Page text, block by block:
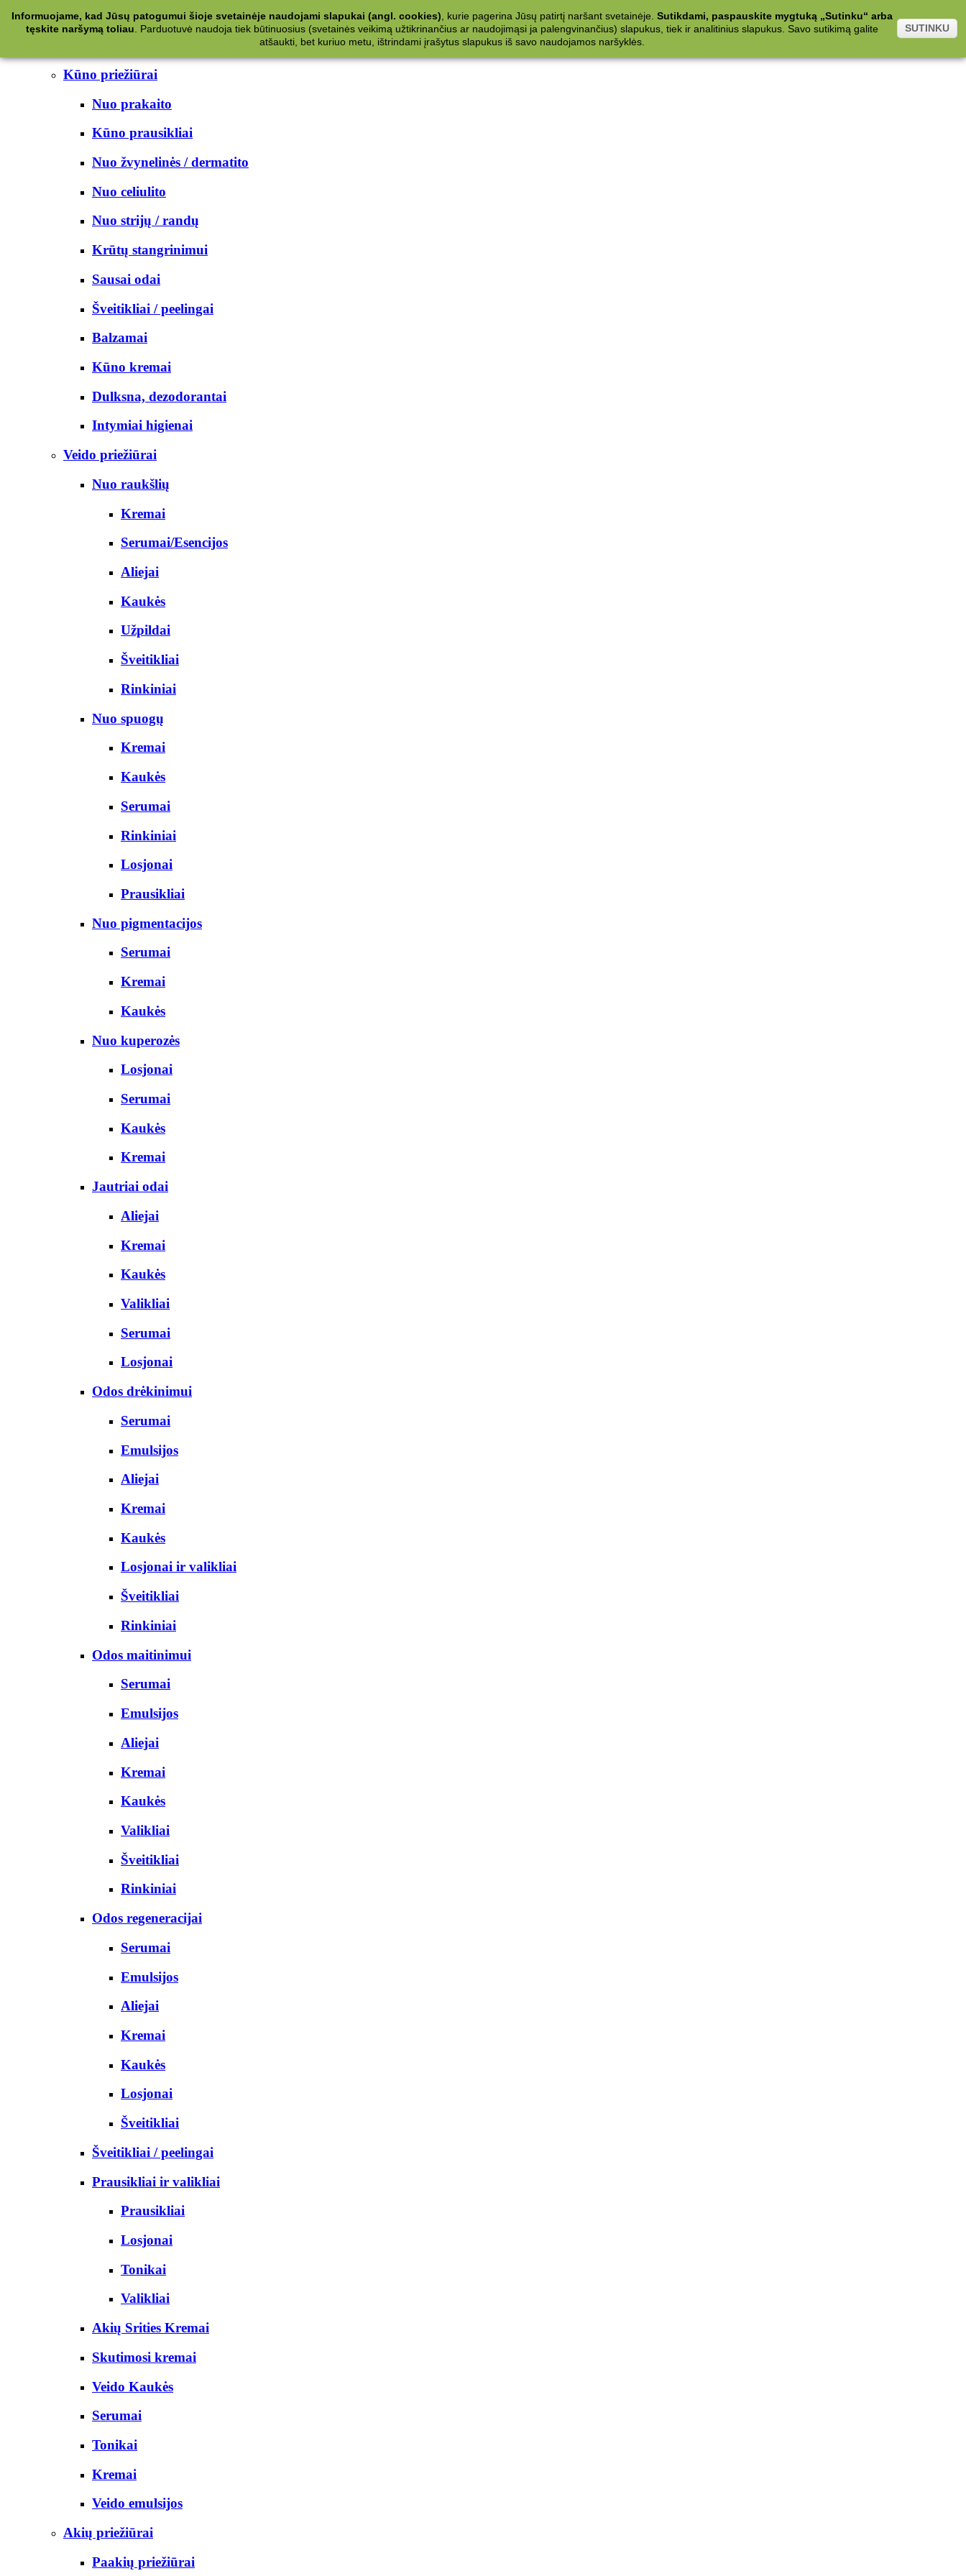
Kategorijos
Kūno priežiūrai
Nuo prakaito
Kūno prausikliai
Nuo žvynelinės / dermatito
Nuo celiulito
Nuo strijų / randų
Krūtų stangrinimui
Sausai odai
Šveitikliai / peelingai
Balzamai
Kūno kremai
Dulksna, dezodorantai
Intymiai higienai
Veido priežiūrai
Nuo raukšlių
Kremai
Serumai/Esencijos
Aliejai
Kaukės
Užpildai
Šveitikliai
Rinkiniai
Nuo spuogų
Kremai
Kaukės
Serumai
Rinkiniai
Losjonai
Prausikliai
Nuo pigmentacijos
Serumai
Kremai
Kaukės
Nuo kuperozės
Losjonai
Serumai
Kaukės
Kremai
Jautriai odai
Aliejai
Kremai
Kaukės
Valikliai
Serumai
Losjonai
Odos drėkinimui
Serumai
Emulsijos
Aliejai
Kremai
Kaukės
Losjonai ir valikliai
Šveitikliai
Rinkiniai
Odos maitinimui
Serumai
Emulsijos
Aliejai
Kremai
Kaukės
Valikliai
Šveitikliai
Rinkiniai
Odos regeneracijai
Serumai
Emulsijos
Aliejai
Kremai
Kaukės
Losjonai
Šveitikliai
Šveitikliai / peelingai
Prausikliai ir valikliai
Prausikliai
Losjonai
Tonikai
Valikliai
Akių Srities Kremai
Skutimosi kremai
Veido Kaukės
Serumai
Tonikai
Kremai
Veido emulsijos
Akių priežiūrai
Paakių priežiūrai
Informuojame, kad Jūsų patogumui šioje svetainėje naudojami slapukai (angl. cookies) , kurie pagerina Jūsų patirtį naršant svetainėje. Sutikdami, paspauskite mygtuką „Sutinku“ arba
tęskite naršymą toliau
Parduotuvė naudoja tiek būtinuosius (svetainės veikimą užtikrinančius ar naudojimąsi ja palengvinančius) slapukus, tiek ir analitinius slapukus. Savo sutikimą galite
atšaukti, bet kuriuo metu, ištrindami įrašytus slapukus iš savo naudojamos naršyklės.
SUTINKU